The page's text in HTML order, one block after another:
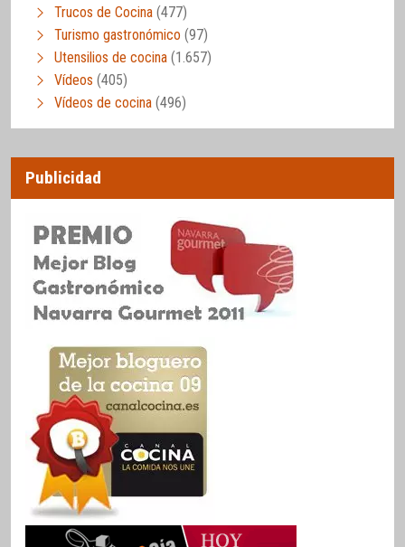
Trucos de Cocina (477)
Turismo gastronómico (97)
Utensilios de cocina (1.657)
Vídeos (405)
Vídeos de cocina (496)
Publicidad